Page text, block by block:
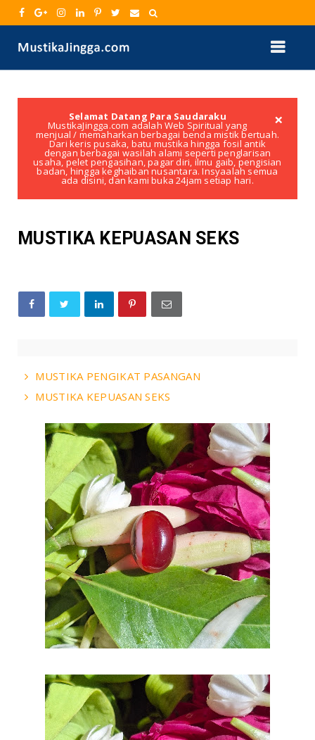
×
Selamat Datang Para Saudaraku
MustikaJingga.com adalah Web Spiritual yang
menjual / memaharkan berbagai benda mistik bertuah.
Dari keris pusaka, batu mustika hingga fosil antik
dengan berbagai wasilah alami seperti penglarisan
usaha, pelet pengasihan, pagar diri, ilmu gaib, pengisian
badan, hingga keghaiban nusantara. Insyaalah semua
ada disini, dan kami buka 24jam setiap hari.
MUSTIKA KEPUASAN SEKS
MUSTIKA PENGIKAT PASANGAN
MUSTIKA KEPUASAN SEKS